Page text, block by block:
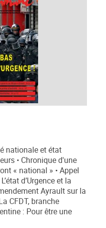
nationale et état
• Chronique d'une
« national » • Appel
d’Urgence et la
Ayrault sur la
CFDT, branche
: Pour être une